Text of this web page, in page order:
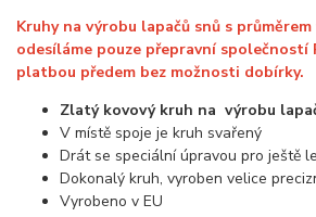
Kruhy na výrobu lapačů snů s
odesíláme pouze přepravní společností
platbou předem bez možnosti dobírky.
Zlatý kovový kruh na výrobu
V místě spoje je kruh svařený
Drát se speciální úpravou pro ještě
Dokonalý kruh, vyroben velice
Vyrobeno v EU